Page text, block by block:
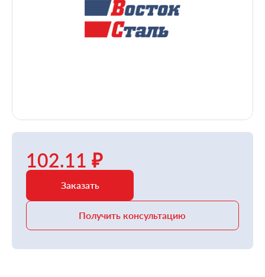
102.11 ₽
Заказать
Получить консультацию